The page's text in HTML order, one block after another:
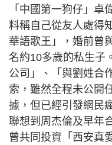
「中國第一狗仔」卓
料稱自己從友人處得
華語歌王」，婚前曾
名約10多歲的私生子
公司」、「與劉姓合
索，雖然全程未公開
據，但已經引發網民
聯想到周杰倫及早年
曾共同投資「西安真